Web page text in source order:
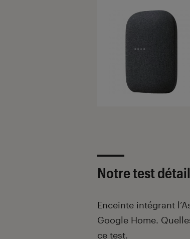
Notre test
Enceinte intégrant
Google Home.
ce test.